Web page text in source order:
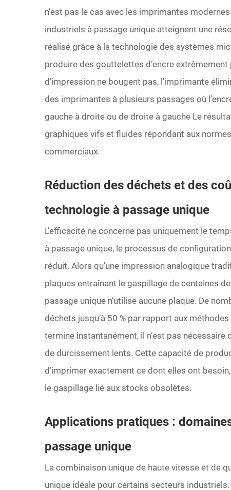
n’est pas le cas avec les imprimantes
industriels à passage unique atteignent une
réalisé grâce à la technologie des systèmes
produire des gouttelettes d’encre
d’impression ne bougent pas, l’imprimante
des imprimantes à plusieurs passages où
gauche à droite ou de droite à gauche Le
graphiques vifs et fluides répondant aux
commerciaux.
Réduction des déchets et des
technologie à passage unique
L’efficacité ne concerne pas uniquement le
à passage unique, le processus de
réduit. Alors qu’une impression analogique
plaques entraînant le gaspillage de centaines
passage unique n’utilise aucune plaque. De
déchets jusqu’à 50 % par rapport aux
termine instantanément, il n’est pas
de durcissement lents. Cette capacité de
d’imprimer exactement ce dont elles ont
le gaspillage lié aux stocks obsolètes.
Applications pratiques :
passage unique
La combinaison unique de haute vitesse et de
unique idéale pour certains secteurs